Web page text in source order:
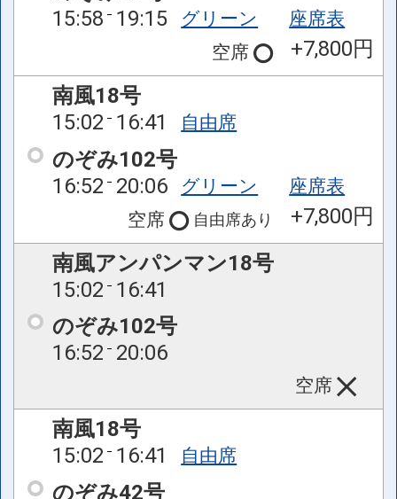
15:58 19:15 グリーン
座席表
空席
+7,800円
南風18号
15:02 16:41 自由席
のぞみ102号
16:52 20:06 グリーン
座席表
空席
自由席あり
+7,800円
南風アンパンマン18号
15:02 16:41
のぞみ102号
16:52 20:06
空席
南風18号
15:02 16:41 自由席
のぞみ42号